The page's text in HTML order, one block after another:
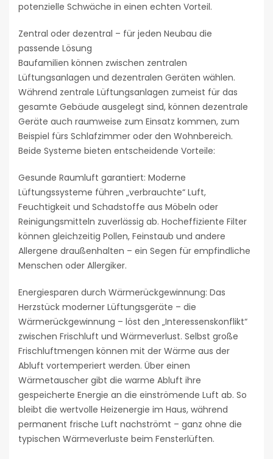
potenzielle Schwäche in einen echten Vorteil.
Zentral oder dezentral – für jeden Neubau die
passende Lösung
Baufamilien können zwischen zentralen
Lüftungsanlagen und dezentralen Geräten wählen.
Während zentrale Lüftungsanlagen zumeist für das
gesamte Gebäude ausgelegt sind, können dezentrale
Geräte auch raumweise zum Einsatz kommen, zum
Beispiel fürs Schlafzimmer oder den Wohnbereich.
Beide Systeme bieten entscheidende Vorteile:
Gesunde Raumluft garantiert: Moderne
Lüftungssysteme führen „verbrauchte“ Luft,
Feuchtigkeit und Schadstoffe aus Möbeln oder
Reinigungsmitteln zuverlässig ab. Hocheffiziente Filter
können gleichzeitig Pollen, Feinstaub und andere
Allergene draußenhalten – ein Segen für empfindliche
Menschen oder Allergiker.
Energiesparen durch Wärmerückgewinnung: Das
Herzstück moderner Lüftungsgeräte – die
Wärmerückgewinnung – löst den „Interessenskonflikt“
zwischen Frischluft und Wärmeverlust. Selbst große
Frischluftmengen können mit der Wärme aus der
Abluft vortemperiert werden. Über einen
Wärmetauscher gibt die warme Abluft ihre
gespeicherte Energie an die einströmende Luft ab. So
bleibt die wertvolle Heizenergie im Haus, während
permanent frische Luft nachströmt – ganz ohne die
typischen Wärmeverluste beim Fensterlüften.